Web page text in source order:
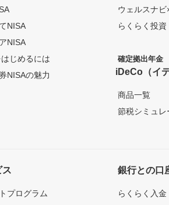
NISA
NISA
じめるには
NISAの魅力
ウェルスナビ
らくらく投資
確定拠出年金
iDeCo（イデ
商品一覧
節税シミュレ
ス
プログラム
銀行との口
らくらく入金